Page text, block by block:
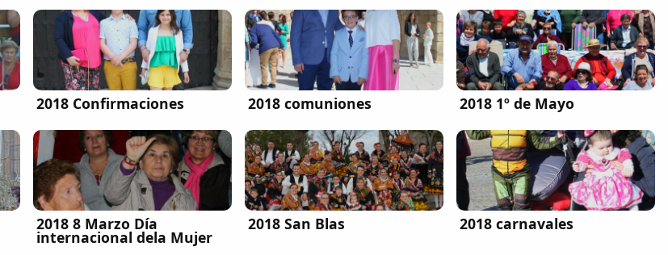
2018 Confirmaciones 2018 comuniones 2018 1º de Mayo
2018 8 Marzo Día
internacional dela Mujer
2018 San Blas 2018 carnavales